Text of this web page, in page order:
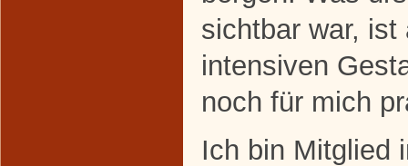
sichtbar war,
intensiven
noch für mich
Ich bin Mitglied